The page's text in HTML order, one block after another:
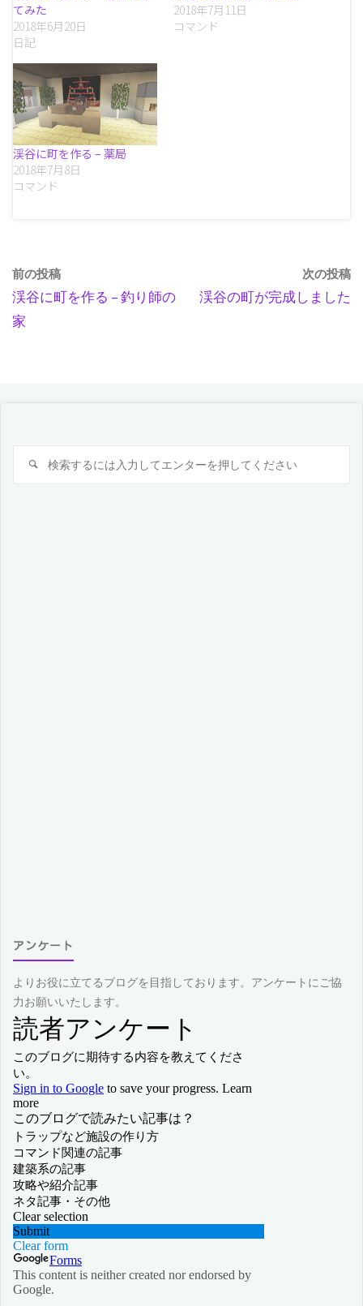
てみた
2018年6月20日
日記
2018年7月11日
コマンド
渓谷に町を作る – 薬局
2018年7月8日
コマンド
前の投稿
渓谷に町を作る – 釣り師の
家
次の投稿
渓谷の町が完成しました
検
アンケート
よりお役に立てるブログを目指しております。アンケートにご協
力お願いいたします。